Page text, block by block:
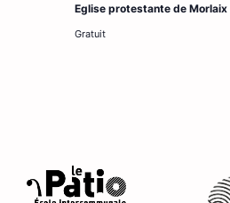
Eglise protestante de Morlaix
Gratuit